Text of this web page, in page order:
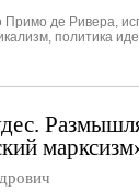
Примо де Ривера,
, политика